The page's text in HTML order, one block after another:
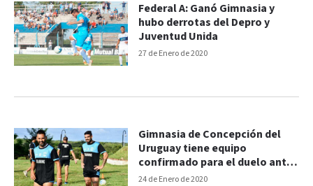
27 de Enero de 2020
Federal A: Ganó Gimnasia y
hubo derrotas del Depro y
Juventud Unida
24 de Enero de 2020
Gimnasia de Concepción del
Uruguay tiene equipo
confirmado para el duelo ante
San Martín